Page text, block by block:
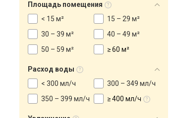
Площадь помещения
< 15 м²
15 – 29 м²
30 – 39 м²
40 – 49 м²
50 – 59 м²
≥ 60 м²
Расход воды
< 300 мл/ч
300 – 349 мл/ч
350 – 399 мл/ч
≥ 400 мл/ч